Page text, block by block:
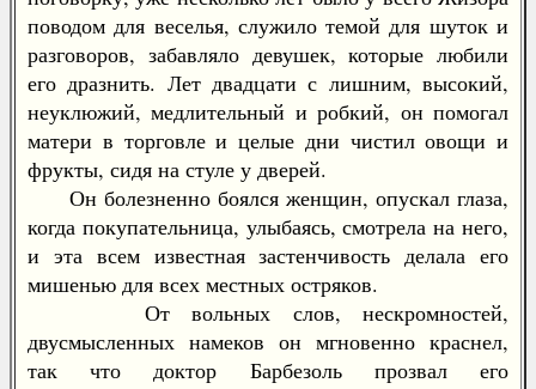
поводом для веселья, служило темой для шуток и
разговоров, забавляло девушек, которые любили
его дразнить. Лет двадцати с лишним, высокий,
неуклюжий, медлительный и робкий, он помогал
матери в торговле и целые дни чистил овощи и
фрукты, сидя на стуле у дверей.
Он болезненно боялся женщин, опускал глаза,
когда покупательница, улыбаясь, смотрела на него,
и эта всем известная застенчивость делала его
мишенью для всех местных остряков.
От вольных слов, нескромностей,
двусмысленных намеков он мгновенно краснел,
так что доктор Барбезоль прозвал его